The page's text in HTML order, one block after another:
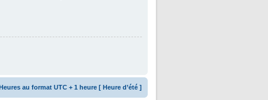
au format UTC + 1 heure [ Heure d’été ]